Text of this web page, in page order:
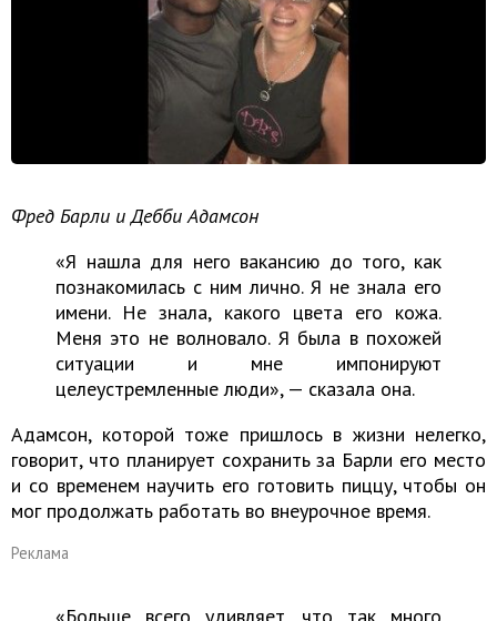
Фред Барли и Дебби Адамсон
«Я нашла для него вакансию до того, как
познакомилась с ним лично. Я не знала его
имени. Не знала, какого цвета его кожа.
Меня это не волновало. Я была в похожей
ситуации и мне импонируют
целеустремленные люди», — сказала она.
Адамсон, которой тоже пришлось в жизни нелегко,
говорит, что планирует сохранить за Барли его место
и со временем научить его готовить пиццу, чтобы он
мог продолжать работать во внеурочное время.
Реклама
«Больше всего удивляет, что так много